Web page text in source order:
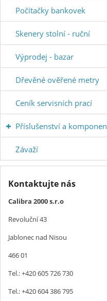
Počítačky bankovek
Skenery stolní - ruční
Výprodej - bazar
Dřevěné ověřené metry
Ceník servisních prací
Příslušenství a
Závaží
Kontaktujte nás
Calibra 2000 s.r.o
Revoluční 43
Jablonec nad Nisou
466 01
Tel.: +420 605 726 730
Tel.: +420 604 386 795